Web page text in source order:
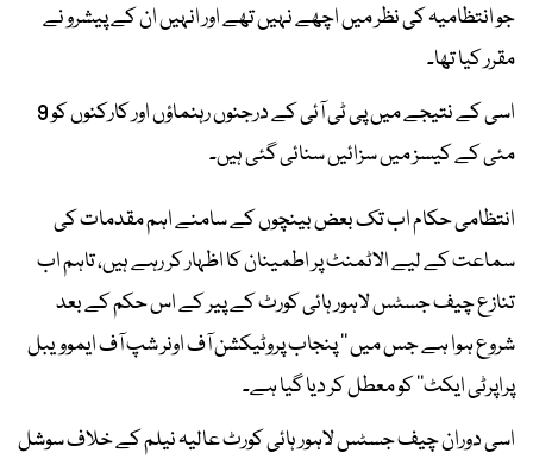
جو انتظامیہ کی نظر میں اچھے نہیں تھے اور انہیں ان کے پیشرو نے
مقرر کیا تھا۔
اسی کے نتیجے میں پی ٹی آئی کے درجنوں رہنماؤں اور کارکنوں کو 9
مئی کے کیسز میں سزائیں سنائی گئی ہیں۔
انتظامی حکام اب تک بعض بینچوں کے سامنے اہم مقدمات کی
سماعت کے لیے الاٹمنٹ پر اطمینان کا اظہار کر رہے ہیں، تاہم اب
تنازع چیف جسٹس لاہور ہائی کورٹ کے پیر کے اس حکم کے بعد
شروع ہوا ہے جس میں ’’ پنجاب پروٹیکشن آف اونر شپ آف ایموویبل
پراپرٹی ایکٹ‘‘ کو معطل کر دیا گیا ہے۔
اسی دوران چیف جسٹس لاہور ہائی کورٹ عالیہ نیلم کے خلاف سوشل